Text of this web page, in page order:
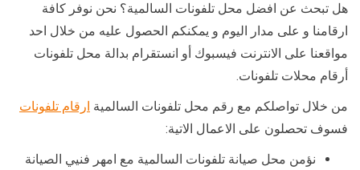
هل تبحث عن افضل محل تلفونات السالمية؟ نحن نوفر كافة
ارقامنا و على مدار اليوم و يمكنكم الحصول عليه من خلال احد
مواقعنا على الانترنت فيسبوك أو انستقرام بدالة محل تلفونات
أرقام محلات تلفونات.
من خلال تواصلكم مع رقم محل تلفونات السالمية ارقام تلفونات
فسوف تحصلون على الاعمال الاتية:
نؤمن محل صيانة تلفونات السالمية مع امهر فنيي الصيانة